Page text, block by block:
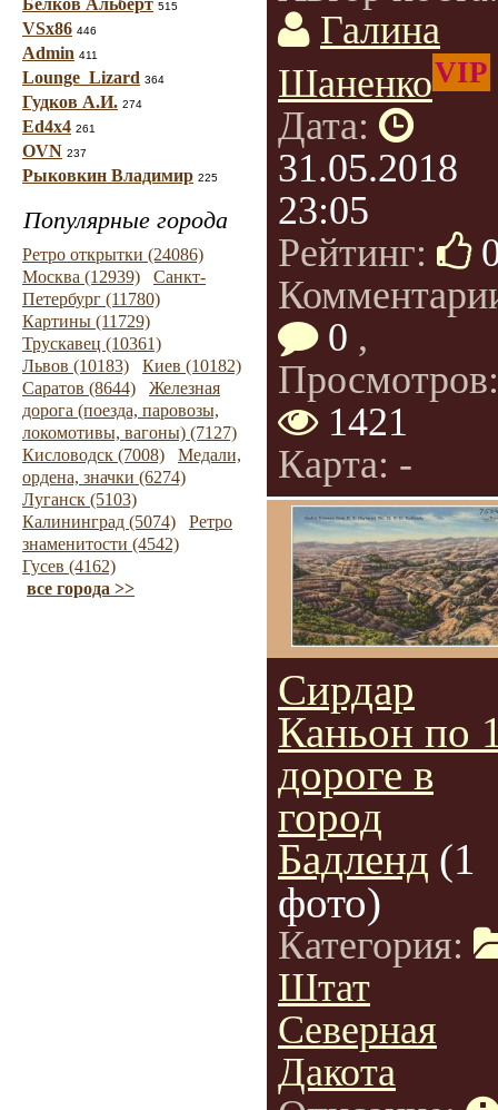
Белков Альберт 515
VSx86 446
Admin 411
Lounge_Lizard 364
Гудков А.И. 274
Ed4x4 261
OVN 237
Рыковкин Владимир 225
Популярные города
Ретро открытки (24086)
Москва (12939)
Санкт-
Петербург (11780)
Картины (11729)
Трускавец (10361)
Львов (10183)
Киев (10182)
Саратов (8644)
Железная
дорога (поезда, паровозы,
локомотивы, вагоны) (7127)
Кисловодск (7008)
Медали,
ордена, значки (6274)
Луганск (5103)
Калининград (5074)
Ретро
знаменитости (4542)
Гусев (4162)
все города >>
Галина
ШаненкоVIP
Дата:
31.05.2018
23:05
Рейтинг:
0 ,
Просмотров:
1421
Карта: -
Сирдар
Каньон по
дороге в
город
Бадленд (1
фото)
Категория:
Штат
Северная
Дакота